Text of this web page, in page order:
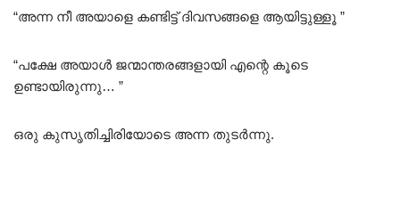
“അന്ന നീ അയാളെ കണ്ടിട്ട് ദിവസങ്ങളെ ആയിട്ടുള്ളൂ ”
“പക്ഷേ അയാൾ ജന്മാന്തരങ്ങളായി എന്റെ കൂടെ
ഉണ്ടായിരുന്നു… ”
ഒരു കുസൃതിച്ചിരിയോടെ അന്ന തുടർന്നു.